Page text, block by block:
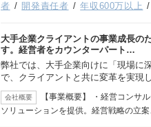
者
開発責任者 年収600万以上
大手企業クライアントの事業成長の
す。経営者をカウンターパート…
弊社では、大手企業向けに「現場に
で、クライアントと共に変革を実現
会社概要
【事業概要】 ・経営コン
ソリューションを提供。経営戦略の立